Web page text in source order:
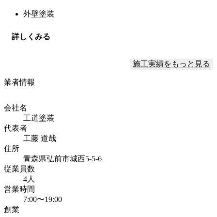
外壁塗装
詳しくみる
施工実績をもっと見る
業者情報
会社名
工道塗装
代表者
工藤 道哉
住所
青森県弘前市城西5-5-6
従業員数
4人
営業時間
7:00〜19:00
創業